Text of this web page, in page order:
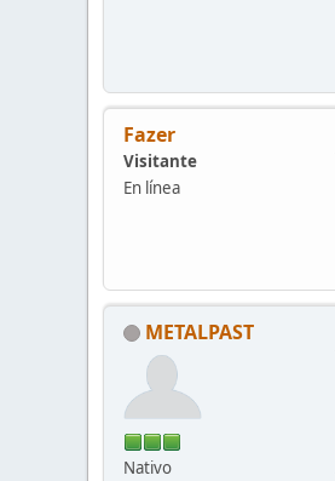
Fazer
Visitante
En línea
METALPAST
Nativo